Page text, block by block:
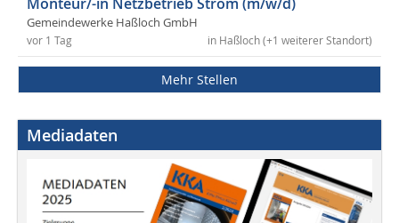
Monteur/-in Netzbetrieb Strom (m/w/d)
Gemeindewerke Haßloch GmbH
in Haßloch (+1 weiterer Standort)
vor 1 Tag
Mehr Stellen
Mediadaten